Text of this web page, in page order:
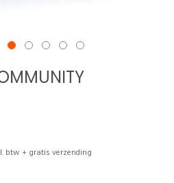
btw + gratis verzending